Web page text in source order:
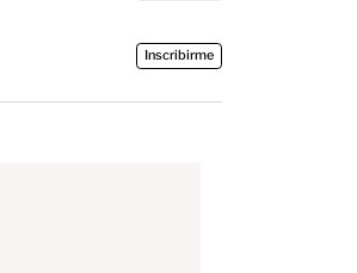
Inscribirme